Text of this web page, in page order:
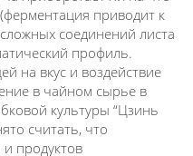
приводит к
соединений листа
профиль.
на вкус и воздействие
в чайном сырье в
культуры “Цзинь
считать, что
продуктов